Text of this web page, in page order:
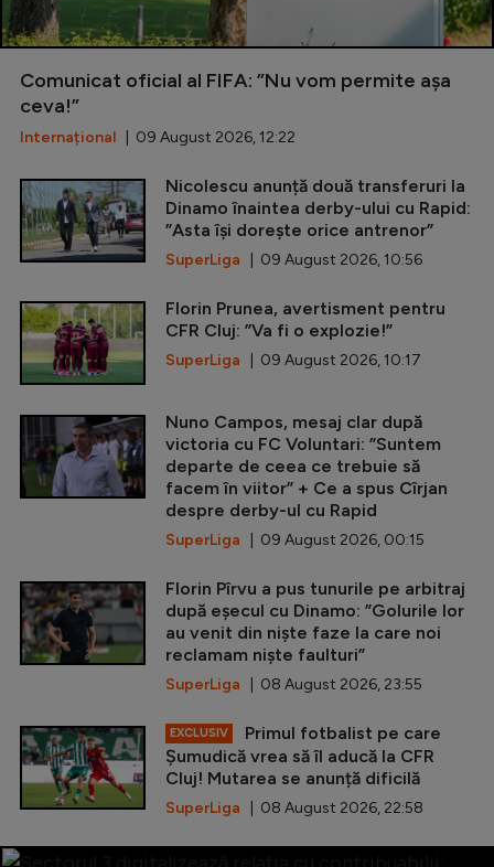
Comunicat oficial al FIFA: ”Nu vom permite așa
ceva!”
Internațional | 09 August 2026, 12:22
Nicolescu anunță două transferuri la
Dinamo înaintea derby-ului cu Rapid:
”Asta își dorește orice antrenor”
SuperLiga | 09 August 2026, 10:56
Florin Prunea, avertisment pentru
CFR Cluj: ”Va fi o explozie!”
SuperLiga | 09 August 2026, 10:17
Nuno Campos, mesaj clar după
victoria cu FC Voluntari: ”Suntem
departe de ceea ce trebuie să
facem în viitor” + Ce a spus Cîrjan
despre derby-ul cu Rapid
SuperLiga | 09 August 2026, 00:15
Florin Pîrvu a pus tunurile pe arbitraj
după eșecul cu Dinamo: ”Golurile lor
au venit din niște faze la care noi
reclamam niște faulturi”
SuperLiga | 08 August 2026, 23:55
EXCLUSIV
Primul fotbalist pe care
Șumudică vrea să îl aducă la CFR
Cluj! Mutarea se anunță dificilă
SuperLiga | 08 August 2026, 22:58